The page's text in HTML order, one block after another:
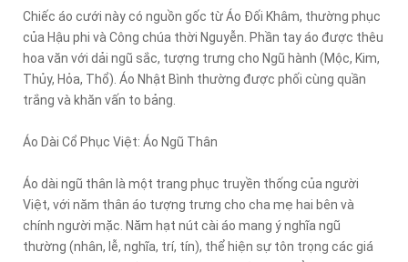
Chiếc áo cưới này có nguồn gốc từ Áo Đối Khâm, thường phục
của Hậu phi và Công chúa thời Nguyễn. Phần tay áo được thêu
hoa văn với dải ngũ sắc, tượng trưng cho Ngũ hành (Mộc, Kim,
Thủy, Hỏa, Thổ). Áo Nhật Bình thường được phối cùng quần
trắng và khăn vấn to bảng.
Áo Dài Cổ Phục Việt: Áo Ngũ Thân
Áo dài ngũ thân là một trang phục truyền thống của người
Việt, với năm thân áo tượng trưng cho cha mẹ hai bên và
chính người mặc. Năm hạt nút cài áo mang ý nghĩa ngũ
thường (nhân, lễ, nghĩa, trí, tín), thể hiện sự tôn trọng các giá